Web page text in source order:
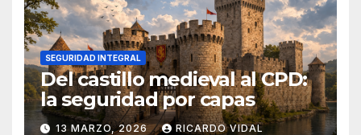
SEGURIDAD INTEGRAL
Del castillo medieval al CPD:
la seguridad por capas
13 MARZO, 2026 RICARDO VIDAL